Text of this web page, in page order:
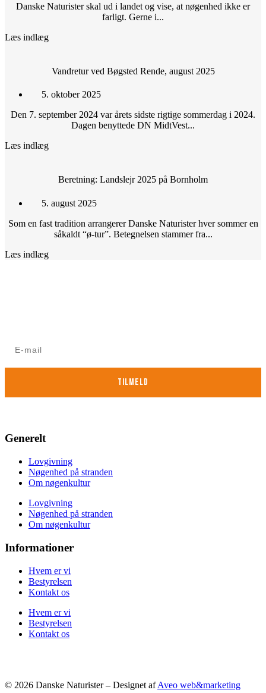
Danske Naturister skal ud i landet og vise, at nøgenhed ikke er
farligt. Gerne i...
Læs indlæg
Vandretur ved Bøgsted Rende, august 2025
5. oktober 2025
Den 7. september 2024 var årets sidste rigtige sommerdag i 2024.
Dagen benyttede DN MidtVest...
Læs indlæg
Beretning: Landslejr 2025 på Bornholm
5. august 2025
Som en fast tradition arrangerer Danske Naturister hver sommer en
såkaldt “ø-tur”. Betegnelsen stammer fra...
Læs indlæg
TILMELD
Generelt
Lovgivning
Nøgenhed på stranden
Om nøgenkultur
Lovgivning
Nøgenhed på stranden
Om nøgenkultur
Informationer
Hvem er vi
Bestyrelsen
Kontakt os
Hvem er vi
Bestyrelsen
Kontakt os
© 2026 Danske Naturister – Designet afAveo web&marketing